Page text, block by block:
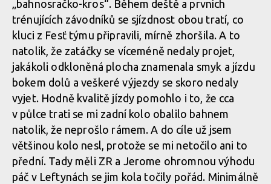
zamazat
WBS: Bučovice zahájily sjezdovou sezónu a i Čert se přijel
zamazat
„bahnosračko-kros“. Během deště a prvních
trénujících závodníků se sjízdnost obou tratí, co
kluci z Fesť týmu připravili, mírně zhoršila. A to
natolik, že zatáčky se víceméně nedaly projet,
jakákoli odkloněná plocha znamenala smyk a jízdu
bokem dolů a veškeré výjezdy se skoro nedaly
vyjet. Hodně kvalitě jízdy pomohlo i to, že cca
v půlce trati se mi zadní kolo obalilo bahnem
natolik, že neprošlo rámem. A do cíle už jsem
většinou kolo nesl, protože se mi netočilo ani to
přední. Tady měli ZR a Jerome ohromnou výhodu
páč v Leftynách se jim kola točily pořád. Minimálně